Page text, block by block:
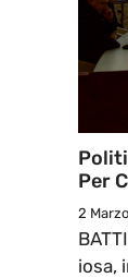
Per
2
iosa,